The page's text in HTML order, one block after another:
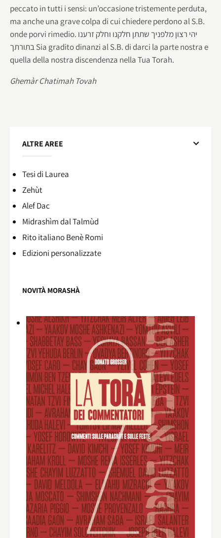
peccato in tutti i sensi: un’occasione tristemente perduta,
ma anche una grave colpa di cui chiedere perdono al S.B.
onde porvi rimedio. יהי רצון מלפניך שתתן חלקנו וחלק זרענו
בתורתך Sia gradito dinanzi al S.B. di darci la parte nostra e
quella della nostra discendenza nella Tua Torah.
Ghemàr Chatimah Tovah
ALTRE AREE
Tesi di Laurea
Zehùt
Alef Dac
Midrashìm dal Talmùd
Rito italiano Benè Romi​
Edizioni personalizzate
NOVITÀ MORASHÀ